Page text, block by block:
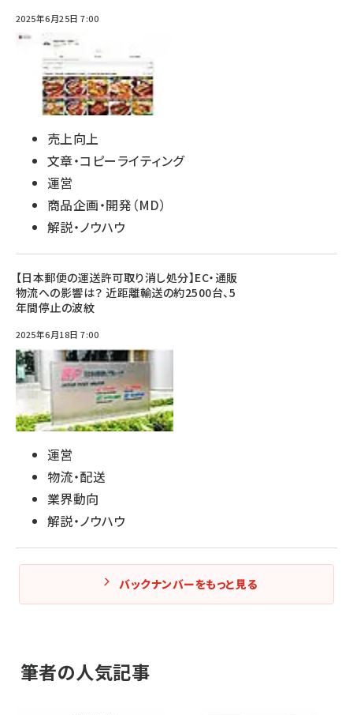
2025年6月25日 7:00
売上向上
文章・コピーライティング
運営
商品企画・開発（MD）
解説・ノウハウ
【日本郵便の運送許可取り消し処分】EC・通販
物流への影響は？ 近距離輸送の約2500台、5
年間停止の波紋
2025年6月18日 7:00
運営
物流・配送
業界動向
解説・ノウハウ
バックナンバーをもっと見る
筆者の人気記事